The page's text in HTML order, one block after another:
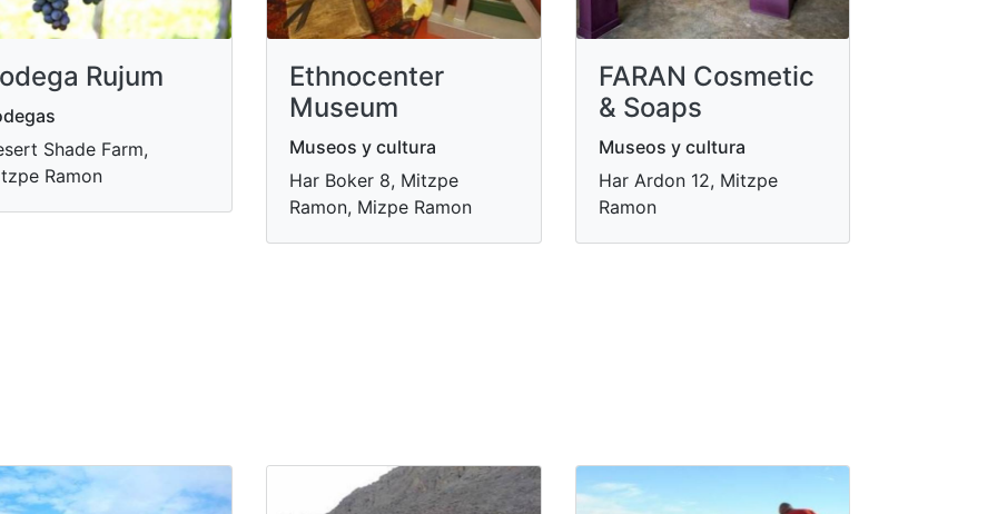
Rujum
Shade Farm,
Ramon
Ethnocenter
Museum
Museos y cultura
Har Boker 8, Mitzpe
Ramon, Mizpe Ramon
FARAN Cosmetic
& Soaps
Museos y cultura
Har Ardon 12, Mitzpe
Ramon